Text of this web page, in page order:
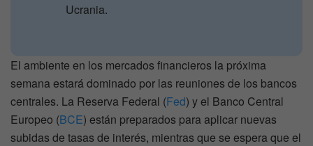
Ucrania.
El ambiente en los mercados financieros la próxima
semana estará dominado por las reuniones de los bancos
centrales. La Reserva Federal (Fed) y el Banco Central
Europeo (BCE) están preparados para aplicar nuevas
subidas de tasas de interés, mientras que se espera que el